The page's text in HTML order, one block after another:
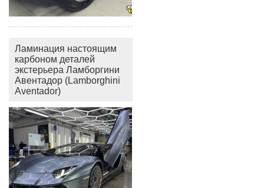
Ламинация настоящим
карбоном деталей
экстерьера Ламборгини
Авентадор (Lamborghini
Aventador)